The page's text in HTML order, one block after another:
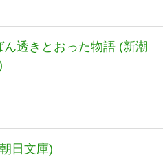
透きとおった物語 (新潮
日文庫)